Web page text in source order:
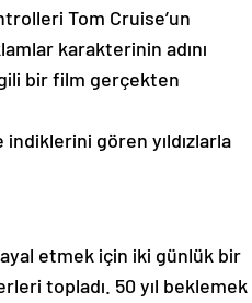
Tom Cruise’un
karakterinin adını
bir film gerçekten
gören yıldızlarla
etmek için iki günlük bir
topladı. 50 yıl beklemek